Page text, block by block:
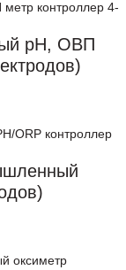
pH, ОВП